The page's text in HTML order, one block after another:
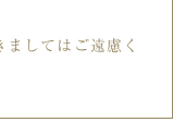
してはご遠慮く